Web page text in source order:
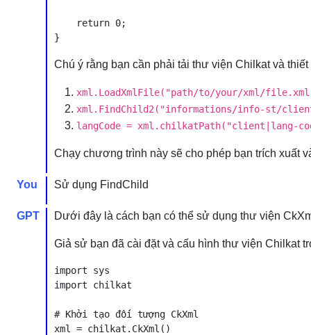
    return 0;
Chú ý rằng bạn cần phải tải thư viện Chilkat và
xml.LoadXmlFile("path/to/your/xml/
xml.FindChild2("informations/info-st/
langCode = xml.chilkatPath("client|lang-
Chạy chương trình này sẽ cho phép bạn trích xuất
You Sử dụng FindChild
GPT Dưới đây là cách bạn có thể sử dụng thư viện
Giả sử bạn đã cài đặt và cấu hình thư viện Chilkat
import sys
import chilkat
# Khởi tạo đối tượng CkXml
xml = chilkat.CkXml()